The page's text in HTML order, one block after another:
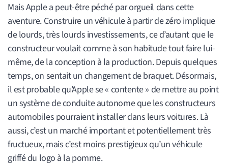
Mais Apple a peut-être péché par orgueil dans cette
aventure. Construire un véhicule à partir de zéro implique
de lourds, très lourds investissements, ce d’autant que le
constructeur voulait comme à son habitude tout faire lui-
même, de la conception à la production. Depuis quelques
temps, on sentait un changement de braquet. Désormais,
il est probable qu’Apple se « contente » de mettre au point
un système de conduite autonome que les constructeurs
automobiles pourraient installer dans leurs voitures. Là
aussi, c’est un marché important et potentiellement très
fructueux, mais c’est moins prestigieux qu’un véhicule
griffé du logo à la pomme.